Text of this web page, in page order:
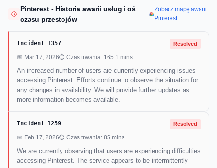
Pinterest - Historia awarii usług i oś
czasu przestojów
Zobacz mapę awarii
Pinterest
Incident 1357 Resolved
📅 Mar 17, 2026⏱ Czas trwania: 165.1 mins
An increased number of users are currently experiencing issues
accessing Pinterest. Efforts continue to observe the situation for
any changes in availability. We will provide further updates as
more information becomes available.
Incident 1259 Resolved
📅 Feb 17, 2026⏱ Czas trwania: 85 mins
We are currently observing that users are experiencing difficulties
accessing Pinterest. The service appears to be intermittently